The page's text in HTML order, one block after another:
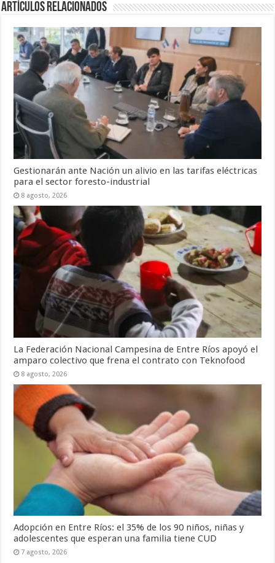
Artículos Relacionados
Gestionarán ante Nación un alivio en las tarifas eléctricas
para el sector foresto-industrial
8 agosto, 2026
La Federación Nacional Campesina de Entre Ríos apoyó el
amparo colectivo que frena el contrato con Teknofood
8 agosto, 2026
Adopción en Entre Ríos: el 35% de los 90 niños, niñas y
adolescentes que esperan una familia tiene CUD
7 agosto, 2026